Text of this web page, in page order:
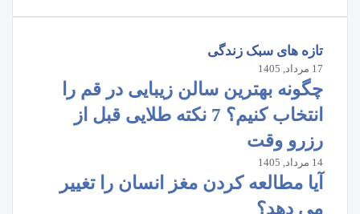
تازه های سبک زندگی
17 مرداد, 1405
چگونه بهترین سالن زیبایی در قم را
انتخاب کنیم؟ 7 نکته طلایی قبل از
رزرو وقت
14 مرداد, 1405
آیا مطالعه کردن مغز انسان را تغییر
می‌ دهد؟